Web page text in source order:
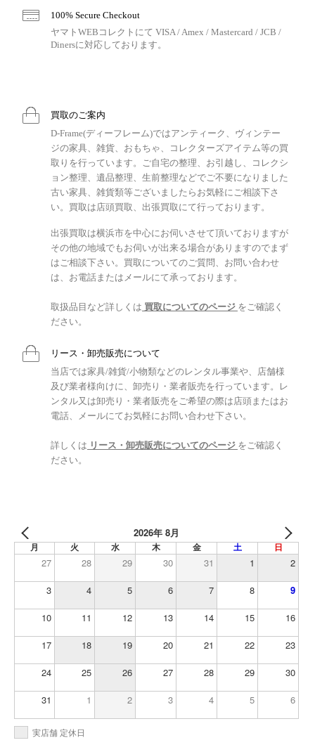
100% Secure Checkout
ヤマトWEBコレクトにて VISA / Amex / Mastercard / JCB /
Dinersに対応しております。
買取のご案内
D-Frame(ディーフレーム)ではアンティーク、ヴィンテー
ジの家具、雑貨、おもちゃ、コレクターズアイテム等の買
取りを行っています。ご自宅の整理、お引越し、コレクシ
ョン整理、遺品整理、生前整理などでご不要になりました
古い家具、雑貨類等ございましたらお気軽にご相談下さ
い。買取は店頭買取、出張買取にて行っております。
出張買取は横浜市を中心にお伺いさせて頂いておりますが
その他の地域でもお伺いが出来る場合がありますのでまず
はご相談下さい。買取についてのご質問、お問い合わせ
は、お電話またはメールにて承っております。
取扱品目など詳しくは 買取についてのページ をご確認く
ださい。
リース・卸売販売について
当店では家具/雑貨/小物類などのレンタル事業や、店舗様
及び業者様向けに、卸売り・業者販売を行っています。レ
ンタル又は卸売り・業者販売をご希望の際は店頭またはお
電話、メールにてお気軽にお問い合わせ下さい。
詳しくは リース・卸売販売についてのページ をご確認く
ださい。
2026年 8月
月 火 水 木 金 土 日
27 28 29 30 31 1 2
3 4 5 6 7 8 9
10 11 12 13 14 15 16
17 18 19 20 21 22 23
24 25 26 27 28 29 30
31 1 2 3 4 5 6
実店舗 定休日